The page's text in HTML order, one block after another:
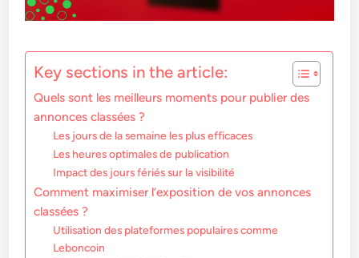
Key sections in the article:
Quels sont les meilleurs moments pour publier des
annonces classées ?
Les jours de la semaine les plus efficaces
Les heures optimales de publication
Impact des jours fériés sur la visibilité
Comment maximiser l’exposition de vos annonces
classées ?
Utilisation des plateformes populaires comme
Leboncoin